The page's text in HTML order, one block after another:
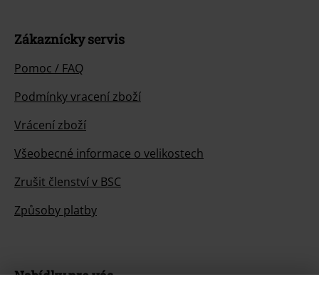
Zákaznícky servis
Pomoc / FAQ
Podmínky vracení zboží
Vrácení zboží
Všeobecné informace o velikostech
Zrušit členství v BSC
Způsoby platby
Nabídky pro vás